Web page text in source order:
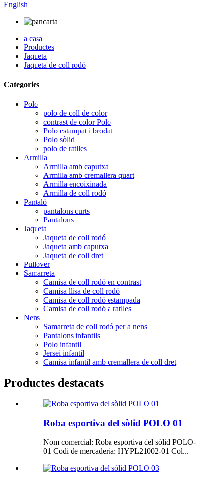
English
a casa
Productes
Jaqueta
Jaqueta de coll rodó
Categories
Polo
polo de coll de color
contrast de color Polo
Polo estampat i brodat
Polo sòlid
polo de ratlles
Armilla
Armilla amb caputxa
Armilla amb cremallera quart
Armilla encoixinada
Armilla de coll rodó
Pantaló
pantalons curts
Pantalons
Jaqueta
Jaqueta de coll rodó
Jaqueta amb caputxa
Jaqueta de coll dret
Pullover
Samarreta
Camisa de coll rodó en contrast
Camisa llisa de coll rodó
Camisa de coll rodó estampada
Camisa de coll rodó a ratlles
Nens
Samarreta de coll rodó per a nens
Pantalons infantils
Polo infantil
Jersei infantil
Camisa infantil amb cremallera de coll dret
Productes destacats
Roba esportiva del sòlid POLO 01
Nom comercial: Roba esportiva del sòlid POLO-
01 Codi de mercaderia: HYPL21002-01 Col...